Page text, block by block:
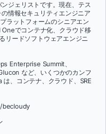
ン ジェリストです。現在、テス
情報セキュリティエンジニア
ラットフォームのシニアエン
でコンテナ化、クラウド移
リードソフトウェアエンジニ
Enterprise Summit、
など、いくつかのカンフ
、コンテナ、クラウド、SRE
becloudy